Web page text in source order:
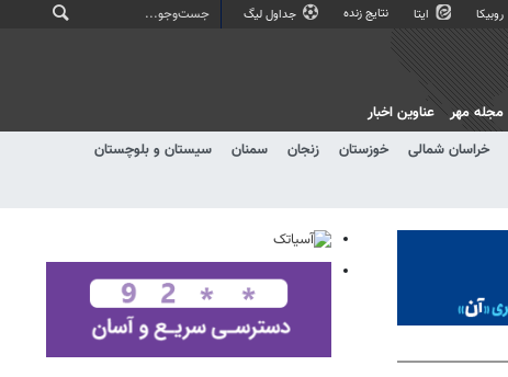
روبیکا ایتا نتایج زنده جداول لیگ
خراسان شمالی خوزستان زنجان سمنان
سیستان و بلوچستان
مجله مهر عناوین اخبار